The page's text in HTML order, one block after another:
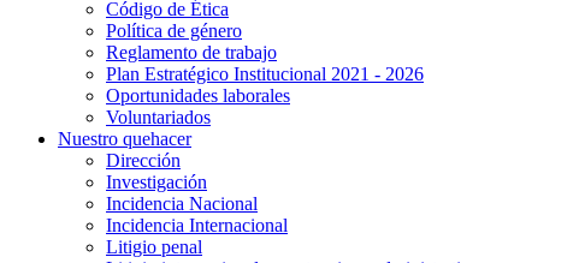
Código de Ética
Política de género
Reglamento de trabajo
Plan Estratégico Institucional 2021 - 2026
Oportunidades laborales
Voluntariados
Nuestro quehacer
Dirección
Investigación
Incidencia Nacional
Incidencia Internacional
Litigio penal